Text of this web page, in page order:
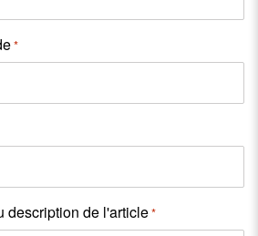
*
description de l'article*